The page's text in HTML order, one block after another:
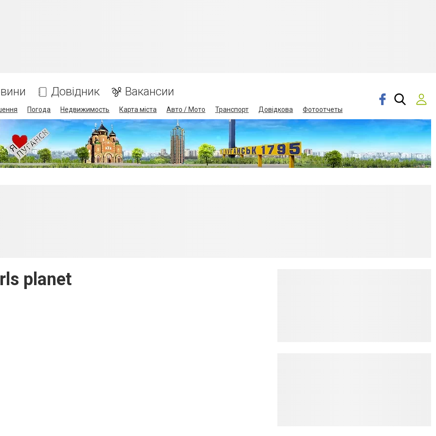
Довідник Вакансии
Погода Недвижимость Карта міста Авто / Мото Транспорт Довідкова Фотоотчеты
planet